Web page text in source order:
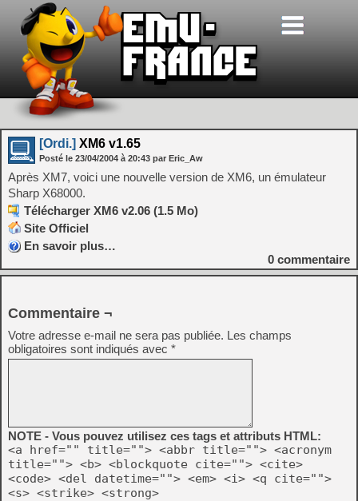
[Ordi.] XM6 v1.65
Posté le 23/04/2004 à 20:43 par Eric_Aw
Après XM7, voici une nouvelle version de XM6, un émulateur
Sharp X68000.
Télécharger XM6 v2.06 (1.5 Mo)
Site Officiel
En savoir plus…
0 commentaire
Commentaire ¬
Votre adresse e-mail ne sera pas publiée. Les champs
obligatoires sont indiqués avec *
NOTE - Vous pouvez utilisez ces tags et attributs HTML:
<a href="" title=""> <abbr title=""> <acronym
title=""> <b> <blockquote cite=""> <cite>
<code> <del datetime=""> <em> <i> <q cite="">
<s> <strike> <strong>